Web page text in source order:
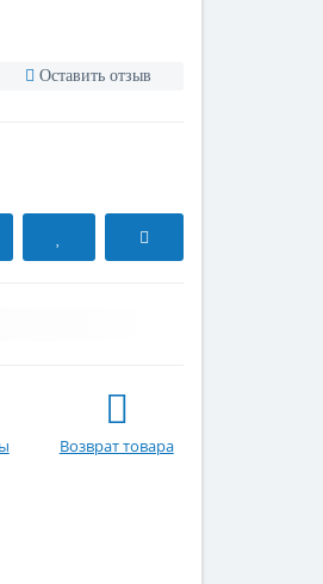
Оставить отзыв
Возврат товара